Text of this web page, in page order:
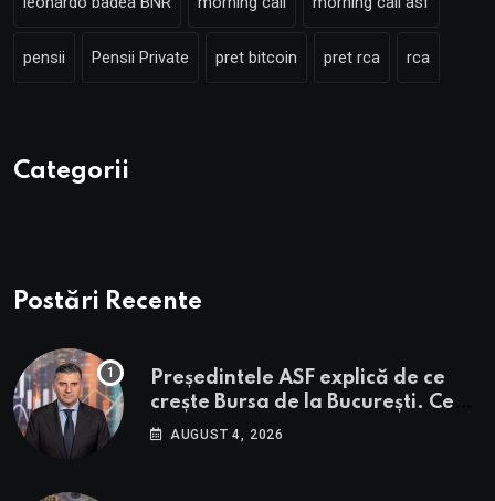
pensii Pensii Private pret bitcoin pret rca rca
Categorii
Postări Recente
Președintele ASF explică de ce
crește Bursa de la București. Ce
urmează pentru BVB potrivit lui
AUGUST 4, 2026